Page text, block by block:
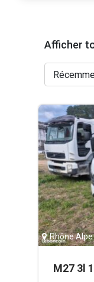
Afficher
M27 3l
Rhône